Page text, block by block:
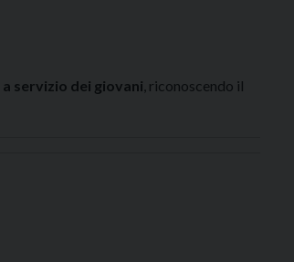
a servizio dei giovani , riconoscendo il